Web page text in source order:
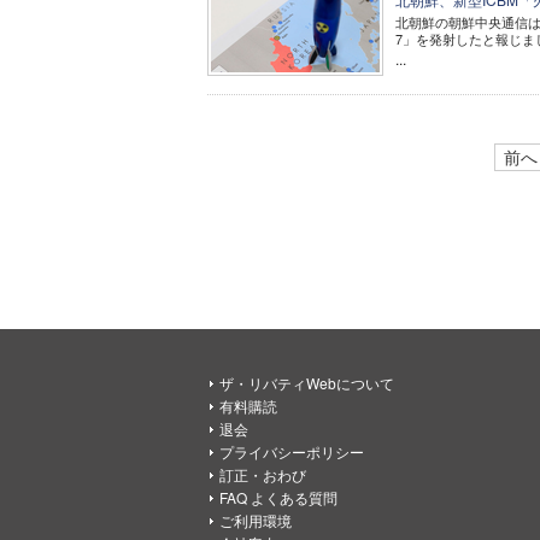
北朝鮮の朝鮮中央通信
7」を発射したと報じま
...
前へ
ザ・リバティWebについて
有料購読
退会
プライバシーポリシー
訂正・おわび
FAQ よくある質問
ご利用環境